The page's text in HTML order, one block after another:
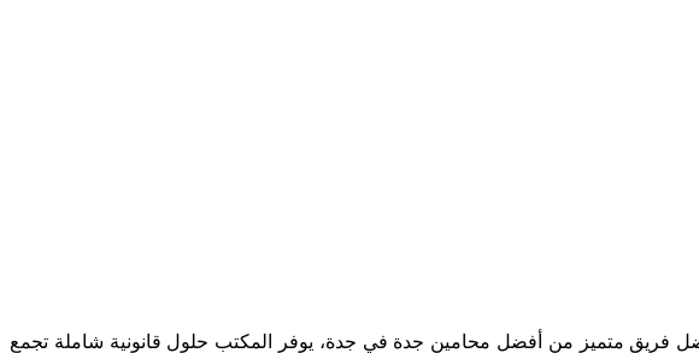
فريق متميز من أفضل محامين جدة في جدة، يوفر المكتب حلول قانونية شاملة تجمع